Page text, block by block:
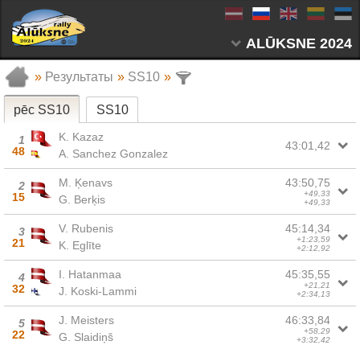
ALŪKSNE 2024
» Результаты » SS10 »
pēc SS10 SS10
1
48
K. Kazaz
A. Sanchez Gonzalez
43:01,42
2
15
M. Ķenavs
G. Berķis
43:50,75
+49,33
+49,33
3
21
V. Rubenis
K. Eglīte
45:14,34
+1:23,59
+2:12,92
4
32
I. Hatanmaa
J. Koski-Lammi
45:35,55
+21,21
+2:34,13
5
22
J. Meisters
G. Slaidiņš
46:33,84
+58,29
+3:32,42